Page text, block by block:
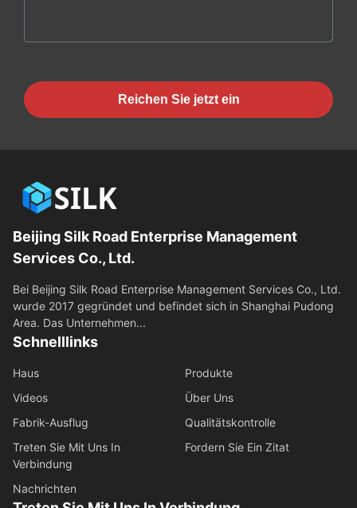
Reichen Sie jetzt ein
Beijing Silk Road Enterprise Management
Services Co., Ltd.
Bei Beijing Silk Road Enterprise Management Services Co., Ltd.
wurde 2017 gegründet und befindet sich in Shanghai Pudong
Area. Das Unternehmen...
Schnelllinks
Haus
Produkte
Videos
Über Uns
Fabrik-Ausflug
Qualitätskontrolle
Treten Sie Mit Uns In
Verbindung
Fordern Sie Ein Zitat
Nachrichten